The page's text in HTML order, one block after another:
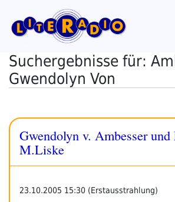
Inhalt
springen
Suchergebnisse für:
Gwendolyn Von
Gwendolyn v. Ambesser
M.Liske
23.10.2005 15:30 (Erstausstrahlung)